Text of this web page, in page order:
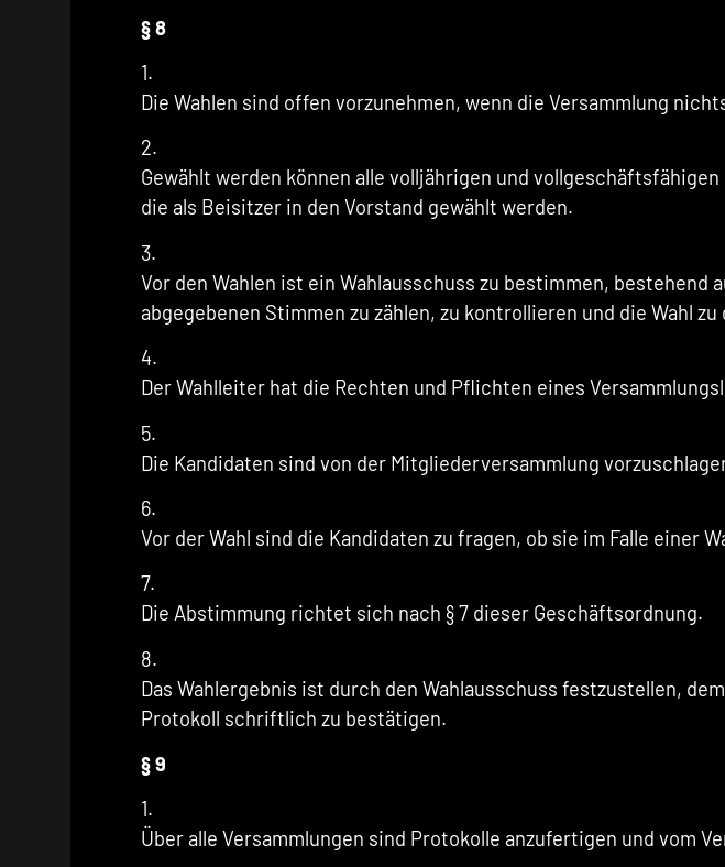
§ 8
1.
Die Wahlen sind offen vorzunehmen, wenn die Versammlung
2.
Gewählt werden können alle volljährigen und
die als Beisitzer in den Vorstand gewählt werden.
3.
Vor den Wahlen ist ein Wahlausschuss zu bestimmen,
abgegebenen Stimmen zu zählen, zu kontrollieren und die Wahl
4.
Der Wahlleiter hat die Rechten und Pflichten eines
5.
Die Kandidaten sind von der Mitgliederversammlung
6.
Vor der Wahl sind die Kandidaten zu fragen, ob sie im Falle einer
7.
Die Abstimmung richtet sich nach § 7 dieser Geschäftsordnung.
8.
Das Wahlergebnis ist durch den Wahlausschuss festzustellen,
Protokoll schriftlich zu bestätigen.
§ 9
1.
Über alle Versammlungen sind Protokolle anzufertigen und vom